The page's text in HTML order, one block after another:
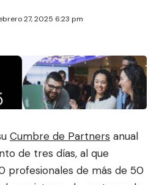
27, 2025 6:23 pm
Cumbre de Partners anual
de tres días, al que
profesionales de más de 50